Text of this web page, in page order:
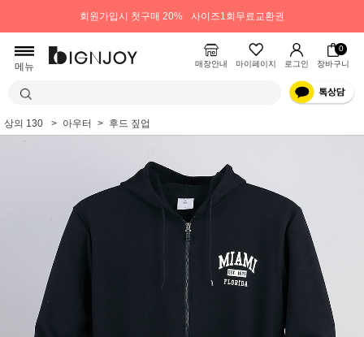
회원가입시 첫구매 20% 사이즈1회무료교환권
메뉴 매장안내 마이페이지 로그인
0
장바구니
상의 130 아우터 후드 짚업